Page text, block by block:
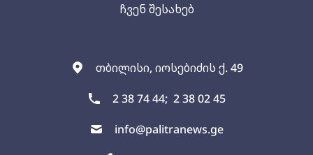
თბილისი, იოსებიძის ქ. 49
2 38 74 44; 2 38 02 45
info@palitranews.ge
ჩვენ შესახებ